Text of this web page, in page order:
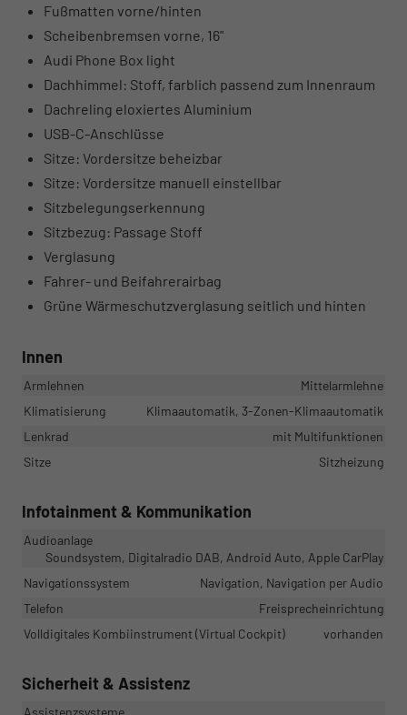
Fußmatten vorne/hinten
Scheibenbremsen vorne, 16"
Audi Phone Box light
Dachhimmel: Stoff, farblich passend zum Innenraum
Dachreling eloxiertes Aluminium
USB-C-Anschlüsse
Sitze: Vordersitze beheizbar
Sitze: Vordersitze manuell einstellbar
Sitzbelegungserkennung
Sitzbezug: Passage Stoff
Verglasung
Fahrer- und Beifahrerairbag
Grüne Wärmeschutzverglasung seitlich und hinten
Innen
Armlehnen
Mittelarmlehne
Klimatisierung
Klimaautomatik, 3-Zonen-Klimaautomatik
Lenkrad
mit Multifunktionen
Sitze
Sitzheizung
Infotainment & Kommunikation
Audioanlage
Soundsystem, Digitalradio DAB, Android Auto, Apple CarPlay
Navigationssystem
Navigation, Navigation per Audio
Telefon
Freisprecheinrichtung
Volldigitales Kombiinstrument (Virtual Cockpit)
vorhanden
Sicherheit & Assistenz
Assistenzsysteme